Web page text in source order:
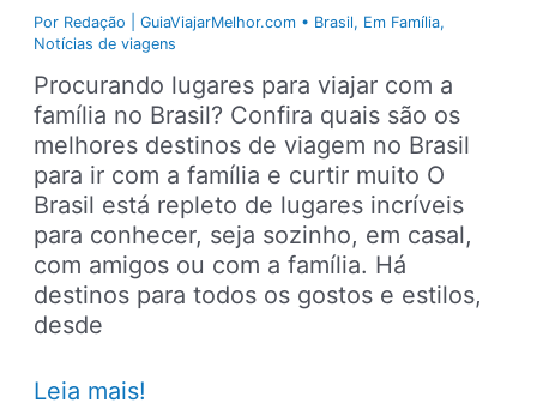
Por Redação | GuiaViajarMelhor.com • Brasil, Em Família,
Notícias de viagens
Procurando lugares para viajar com a
família no Brasil? Confira quais são os
melhores destinos de viagem no Brasil
para ir com a família e curtir muito O
Brasil está repleto de lugares incríveis
para conhecer, seja sozinho, em casal,
com amigos ou com a família. Há
destinos para todos os gostos e estilos,
desde
Viagens
Leia mais!